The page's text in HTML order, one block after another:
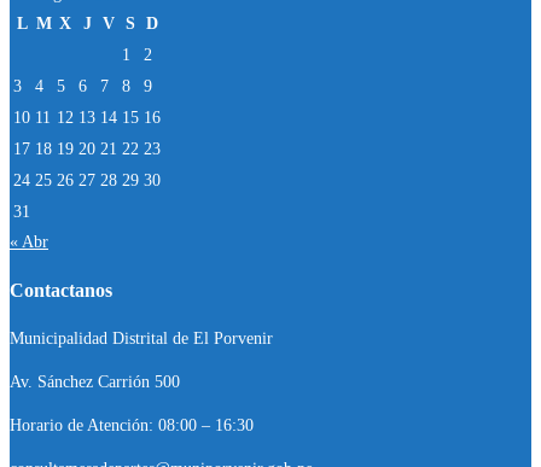
L M X J V S D
1
2
3
4 5 6 7 8
9
10 11 12 13 14 15 16
17 18 19 20 21 22 23
24 25 26 27 28 29 30
31
« Abr
Contactanos
Municipalidad Distrital de El Porvenir
Av. Sánchez Carrión 500
Horario de Atención: 08:00 – 16:30